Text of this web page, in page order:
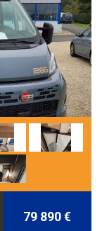
79 890 €